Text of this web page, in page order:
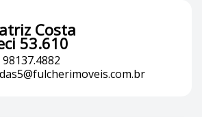
Costa
53.610
98137.4882